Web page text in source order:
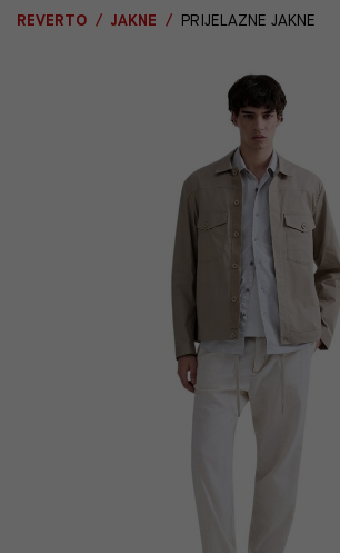
REVERTO JAKNE PRIJELAZNE JAKNE